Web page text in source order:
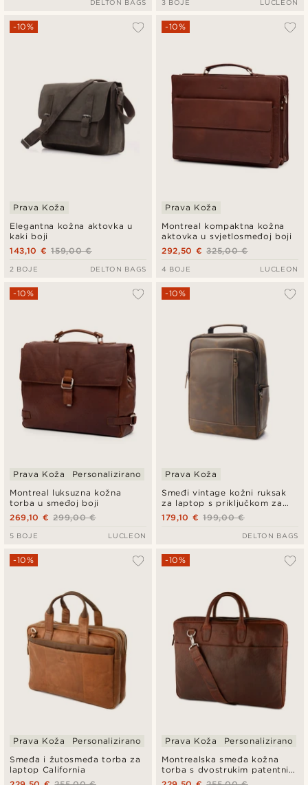
DELTON BAGS 3 BOJE LUCLEON
Elegantna kožna aktovka u
kaki boji
-10%
Prava Koža
159,00 €
143,10 €
2 BOJE DELTON BAGS
Montreal kompaktna kožna
aktovka u svjetlosmeđoj boji
-10%
Prava Koža
325,00 €
292,50 €
4 BOJE LUCLEON
Montreal luksuzna kožna
torba u smeđoj boji
-10%
Prava Koža Personalizirano
299,00 €
269,10 €
5 BOJE LUCLEON
Smeđi vintage kožni ruksak
za laptop s priključkom za
punjenje
-10%
Prava Koža
199,00 €
179,10 €
DELTON BAGS
Smeđa i žutosmeđa torba za
laptop California
-10%
Prava Koža Personalizirano
Montrealska smeđa kožna
torba s dvostrukim patentnim
zatvaračem
-10%
Prava Koža Personalizirano